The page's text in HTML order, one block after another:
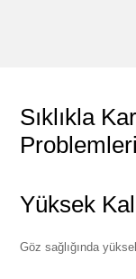
Sıklıkla
Problemleri
Yüksek
Göz sağlığında